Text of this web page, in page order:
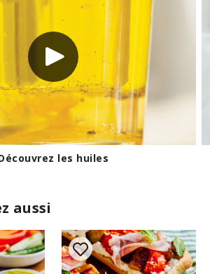
Mesurer du beurre
aussi